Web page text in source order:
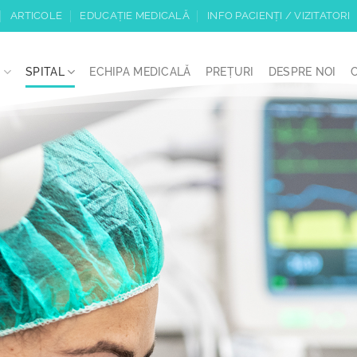
ARTICOLE EDUCAȚIE MEDICALĂ INFO PACIENȚI / VIZITATORI
SPITAL ECHIPA MEDICALĂ PREȚURI DESPRE NOI